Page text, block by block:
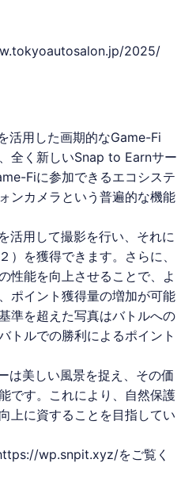
2025/
活用した画期的なGame-Fi
全く新しいSnap to Earnサー
Fiに参加できるエコシステ
ンカメラという普遍的な機能
活用して撮影を行い、それに
）を獲得できます。さらに、
性能を向上させることで、よ
ポイント獲得量の増加が可能
準を超えた写真はバトルへの
トルでの勝利によるポイント
は美しい風景を捉え、その価
です。これにより、自然保護
上に資することを目指してい
wp.snpit.xyz/をご覧く